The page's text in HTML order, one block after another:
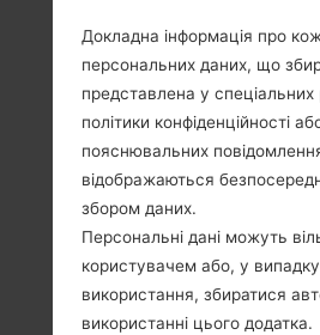
Порівняти
Докладна інформація про
персональних даних, що
представлена у спеціальних
політики конфіденційності
пояснювальних
відображаються
збором даних.
Персональні дані можуть
користувачем або, у
використання, збиратися
використанні цього додатка.